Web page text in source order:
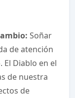
Soñar
de atención
El Diablo en el
de nuestra
de